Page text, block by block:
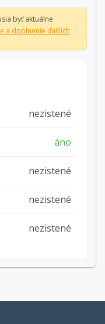
nezistené
áno
nezistené
nezistené
nezistené
byť aktuálne
a doplnenie ďalších